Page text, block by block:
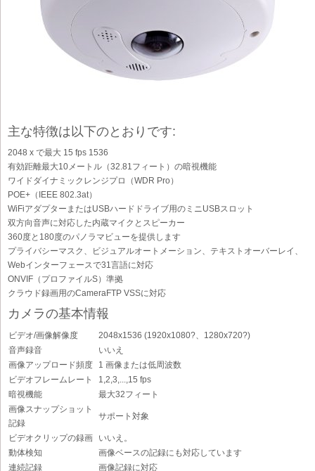
主な特徴は以下のとおりです:
2048 x で最大 15 fps 1536
有効距離最大10メートル（32.81フィート）の暗視機能
ワイドダイナミックレンジプロ（WDR Pro）
POE+（IEEE 802.3at）
WiFiアダプターまたはUSBハードドライブ用のミニUSBスロット
双方向音声に対応した内蔵マイクとスピーカー
360度と180度のパノラマビューを提供します
プライバシーマスク、ビジュアルオートメーション、テキストオーバーレイ、
Webインターフェースで31言語に対応
ONVIF（プロファイルS）準拠
クラウド録画用のCameraFTP VSSに対応
カメラの基本情報
ビデオ/画像解像度
2048x1536 (1920x1080?、1280x720?)
音声録音
いいえ
画像アップロード頻度
1 画像または低周波数
ビデオフレームレート
1,2,3,...,15 fps
暗視機能
最大32フィート
画像スナップショット
記録
サポート対象
ビデオクリップの録画
いいえ。
動体検知
画像ベースの記録にも対応しています
連続記録
画像記録に対応